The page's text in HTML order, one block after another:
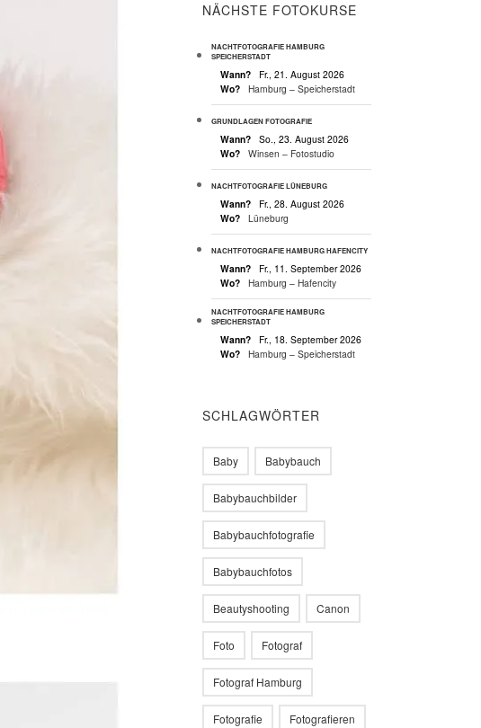
NÄCHSTE FOTOKURSE
NACHTFOTOGRAFIE HAMBURG
SPEICHERSTADT
Wann?
Fr., 21. August 2026
Wo?
Hamburg – Speicherstadt
GRUNDLAGEN FOTOGRAFIE
Wann?
So., 23. August 2026
Wo?
Winsen – Fotostudio
NACHTFOTOGRAFIE LÜNEBURG
Wann?
Fr., 28. August 2026
Wo?
Lüneburg
NACHTFOTOGRAFIE HAMBURG HAFENCITY
Wann?
Fr., 11. September 2026
Wo?
Hamburg – Hafencity
NACHTFOTOGRAFIE HAMBURG
SPEICHERSTADT
Wann?
Fr., 18. September 2026
Wo?
Hamburg – Speicherstadt
SCHLAGWÖRTER
Baby Babybauch
Babybauchbilder
Babybauchfotografie
Babybauchfotos
Beautyshooting Canon
Foto Fotograf
Fotograf Hamburg
Fotografie Fotografieren